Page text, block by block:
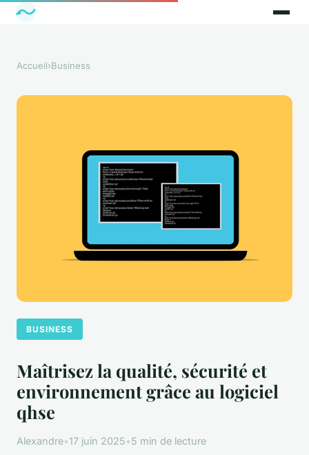
Accueil›Business
BUSINESS
Maîtrisez la qualité, sécurité et
environnement grâce au logiciel
qhse
Alexandre•17 juin 2025•5 min de lecture